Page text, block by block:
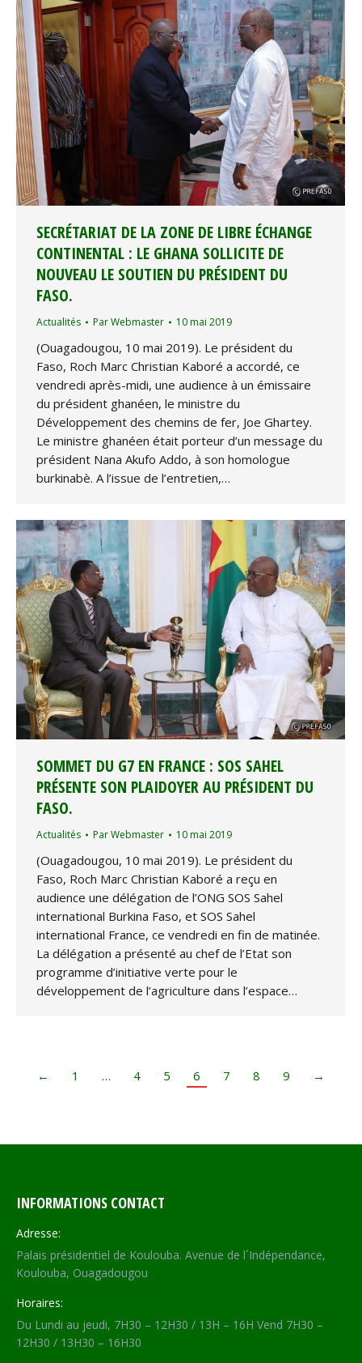
SECRÉTARIAT DE LA ZONE DE LIBRE ÉCHANGE
CONTINENTAL : LE GHANA SOLLICITE DE
NOUVEAU LE SOUTIEN DU PRÉSIDENT DU
FASO.
Actualités ParWebmaster 10 mai 2019
(Ouagadougou, 10 mai 2019). Le président du
Faso, Roch Marc Christian Kaboré a accordé, ce
vendredi après-midi, une audience à un émissaire
du président ghanéen, le ministre du
Développement des chemins de fer, Joe Ghartey.
Le ministre ghanéen était porteur d’un message du
président Nana Akufo Addo, à son homologue
burkinabè. A l’issue de l’entretien,…
SOMMET DU G7 EN FRANCE : SOS SAHEL
PRÉSENTE SON PLAIDOYER AU PRÉSIDENT DU
FASO.
Actualités ParWebmaster 10 mai 2019
(Ouagadougou, 10 mai 2019). Le président du
Faso, Roch Marc Christian Kaboré a reçu en
audience une délégation de l’ONG SOS Sahel
international Burkina Faso, et SOS Sahel
international France, ce vendredi en fin de matinée.
La délégation a présenté au chef de l’Etat son
programme d’initiative verte pour le
développement de l’agriculture dans l’espace…
← 1 … 4 5 6 7 8 9 →
INFORMATIONS CONTACT
Adresse:
Palais présidentiel de Koulouba. Avenue de l´Indépendance,
Koulouba, Ouagadougou
Horaires:
Du Lundi au jeudi, 7H30 – 12H30 / 13H – 16H Vend 7H30 –
12H30 / 13H30 – 16H30